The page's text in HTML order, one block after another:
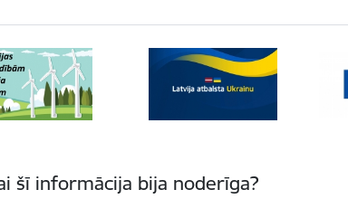
šī informācija bija noderīga?